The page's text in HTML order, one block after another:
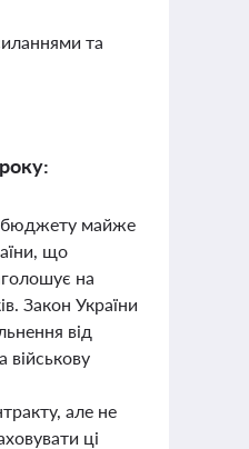
та
бюджету майже
що
на
Закон України
від
військову
але не
ці